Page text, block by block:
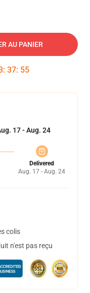
AU PANIER
: 37: 54
17 - Aug. 24
Delivered
Aug. 17 - Aug. 24
colis
n'est pas reçu